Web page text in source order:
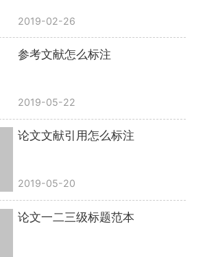
2019-02-26
参考文献怎么标注
2019-05-22
论文文献引用怎么标注
2019-05-20
论文一二三级标题范本